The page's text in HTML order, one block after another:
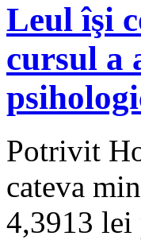
Leul îşi
cursul a
Potrivit
cateva
4,3913 lei